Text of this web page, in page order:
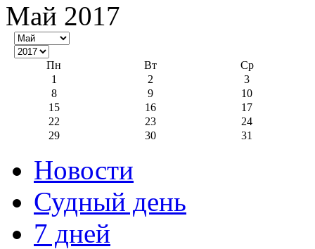
Май 2017
Пн Вт
Ср
1
2
3
8
9
10
15
16
17
22
23
24
29
30 31
Новости
Судный день
7 дней